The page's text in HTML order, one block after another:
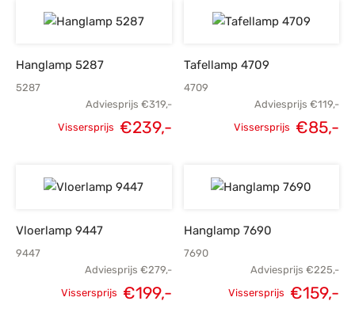
Hanglamp 5287
5287
Adviesprijs €319,-
Vissersprijs €239,-
Tafellamp 4709
4709
Adviesprijs €119,-
Vissersprijs €85,-
Vloerlamp 9447
9447
Adviesprijs €279,-
Vissersprijs €199,-
Hanglamp 7690
7690
Adviesprijs €225,-
Vissersprijs €159,-